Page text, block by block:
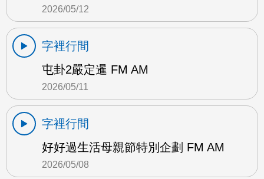
2026/05/12
字裡行間
屯卦2嚴定暹 FM AM
2026/05/11
字裡行間
好好過生活母親節特別企劃 FM AM
2026/05/08